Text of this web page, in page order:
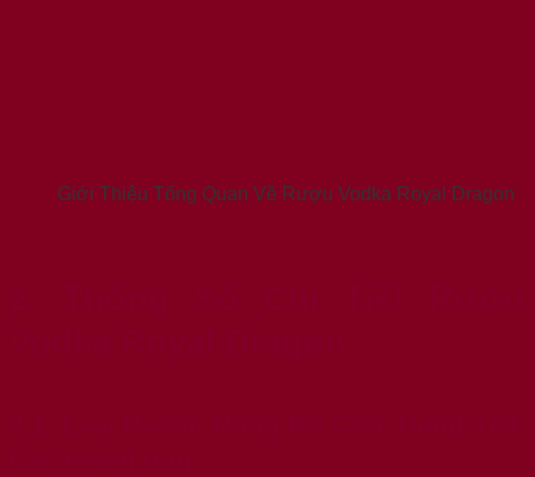
Giới Thiệu Tổng Quan Về Rượu Vodka Royal Dragon